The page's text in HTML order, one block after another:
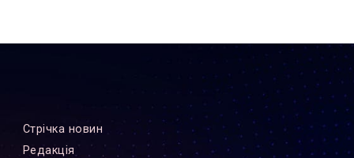
Стрiчка новин
Редакцiя